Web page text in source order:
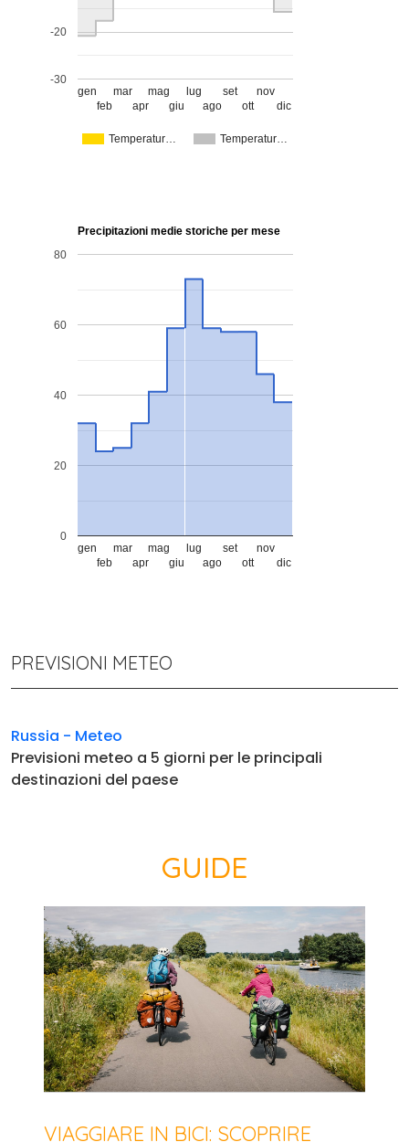
Temperatur… Temperatur…
gen
feb
mar
apr
mag
giu
lug
ago
set
ott
nov
dic
-30
-20
Precipitazioni medie storiche per mese
gen
feb
mar
apr
mag
giu
lug
ago
set
ott
nov
dic
0
20
40
60
80
PREVISIONI METEO
Russia - Meteo
Previsioni meteo a 5 giorni per le principali
destinazioni del paese
GUIDE
VIAGGIARE IN BICI: SCOPRIRE